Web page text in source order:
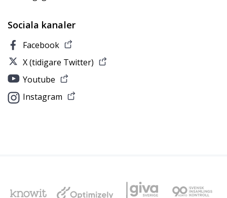
Sociala kanaler
Facebook
X (tidigare Twitter)
Youtube
Instagram